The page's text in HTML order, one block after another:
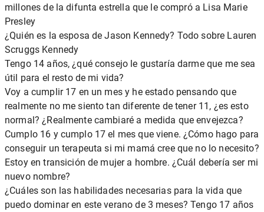
millones de la difunta estrella que le compró a Lisa Marie
Presley
¿Quién es la esposa de Jason Kennedy? Todo sobre Lauren
Scruggs Kennedy
Tengo 14 años, ¿qué consejo le gustaría darme que me sea
útil para el resto de mi vida?
Voy a cumplir 17 en un mes y he estado pensando que
realmente no me siento tan diferente de tener 11, ¿es esto
normal? ¿Realmente cambiaré a medida que envejezca?
Cumplo 16 y cumplo 17 el mes que viene. ¿Cómo hago para
conseguir un terapeuta si mi mamá cree que no lo necesito?
Estoy en transición de mujer a hombre. ¿Cuál debería ser mi
nuevo nombre?
¿Cuáles son las habilidades necesarias para la vida que
puedo dominar en este verano de 3 meses? Tengo 17 años